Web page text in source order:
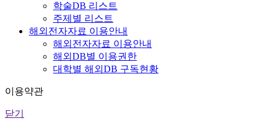
학술DB 리스트
주제별 리스트
해외전자자료 이용안내
해외전자자료 이용안내
해외DB별 이용권한
대학별 해외DB 구독현황
이용약관
닫기